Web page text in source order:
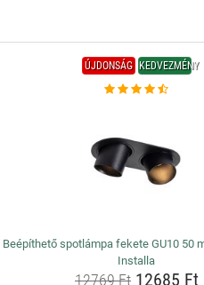
ÚJDONSÁG KEDVEZMÉNY
Beépíthető spotlámpa fekete GU10 50
Installa
12769 Ft12685 Ft